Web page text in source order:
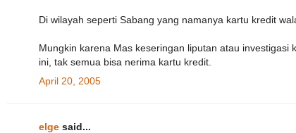
Di wilayah seperti Sabang yang namanya kartu kredit
Mungkin karena Mas keseringan liputan atau
ini, tak semua bisa nerima kartu kredit.
April 20, 2005
elge said...